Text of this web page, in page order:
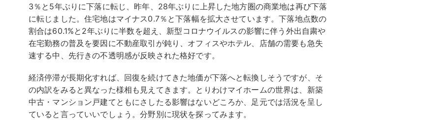
3％と5年ぶりに下落に転じ、昨年、28年ぶりに上昇した地方圏の商業地は再び下落
に転じました。住宅地はマイナス0.7％と下落幅を拡大させています。下落地点数の
割合は60.1%と2年ぶりに半数を超え、新型コロナウイルスの影響に伴う外出自粛や
在宅勤務の普及を要因に不動産取引が鈍り、オフィスやホテル、店舗の需要も急失
速する中、先行きの不透明感が反映された格好です。
経済停滞が長期化すれば、回復を続けてきた地価が下落へと転換しそうですが、そ
の内訳をみると異なった様相も見えてきます。とりわけマイホームの世界は、新築
中古・マンション戸建てともにさしたる影響はないどころか、足元では活況を呈し
ていると言っていいでしょう。分野別に現状を探ってみます。